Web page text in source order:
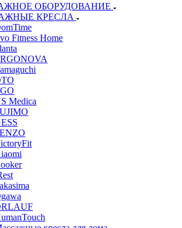
ОБОРУДОВАНИЕ
КРЕСЛА
Fitness Home
Medica